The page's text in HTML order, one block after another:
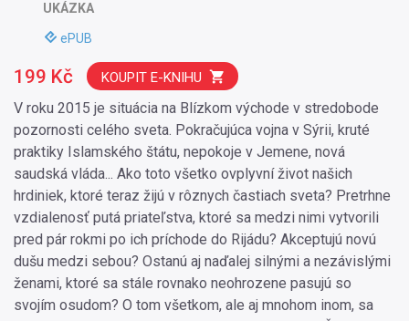
UKÁZKA
ePUB
V roku 2015 je situácia na Blízkom východe v stredobode
pozornosti celého sveta. Pokračujúca vojna v Sýrii, kruté
praktiky Islamského štátu, nepokoje v Jemene, nová
saudská vláda... Ako toto všetko ovplyvní život našich
hrdiniek, ktoré teraz žijú v rôznych častiach sveta? Pretrhne
vzdialenosť putá priateľstva, ktoré sa medzi nimi vytvorili
pred pár rokmi po ich príchode do Rijádu? Akceptujú novú
dušu medzi sebou? Ostanú aj naďalej silnými a nezávislými
ženami, ktoré sa stále rovnako neohrozene pasujú so
svojím osudom? O tom všetkom, ale aj mnohom inom, sa
199 Kč KOUPIT E-KNIHU